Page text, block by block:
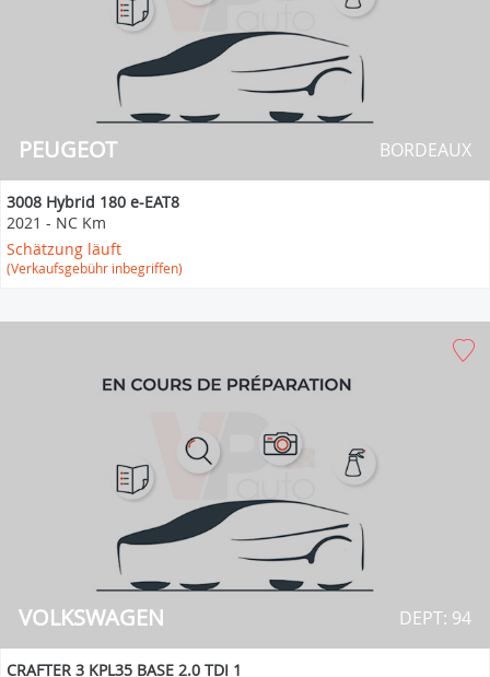
PEUGEOT BORDEAUX
3008 Hybrid 180 e-EAT8
2021 - NC Km
Schätzung läuft
(Verkaufsgebühr inbegriffen)
VOLKSWAGEN DEPT: 94
CRAFTER 3 KPL35 BASE 2.0 TDI 1